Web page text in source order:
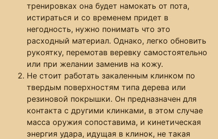
тренировках она будет намокать от пота,
истираться и со временем придет в
негодность, нужно понимать что это
расходный материал. Однако, легко обновить
рукоятку, перемотав веревку самостоятельно
или при желании заменив на кожу.
Не стоит работать закаленным клинком по
твердым поверхностям типа дерева или
резиновой покрышки. Он предназначен для
контакта с другими клинками, в этом случае
масса оружия сопоставима, и кинетическая
энергия удара, идущая в клинок, не такая